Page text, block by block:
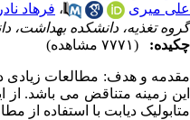
علی میری
، فرهاد
گروه تغذیه، دانشکده بهداشت،
چکیده:
(۷۷۷۱ مشاهده)
مقدمه و هدف: مطالعات زیادی
این زمینه متناقض می باشد. از
متابولیک دیابت با استفاده از